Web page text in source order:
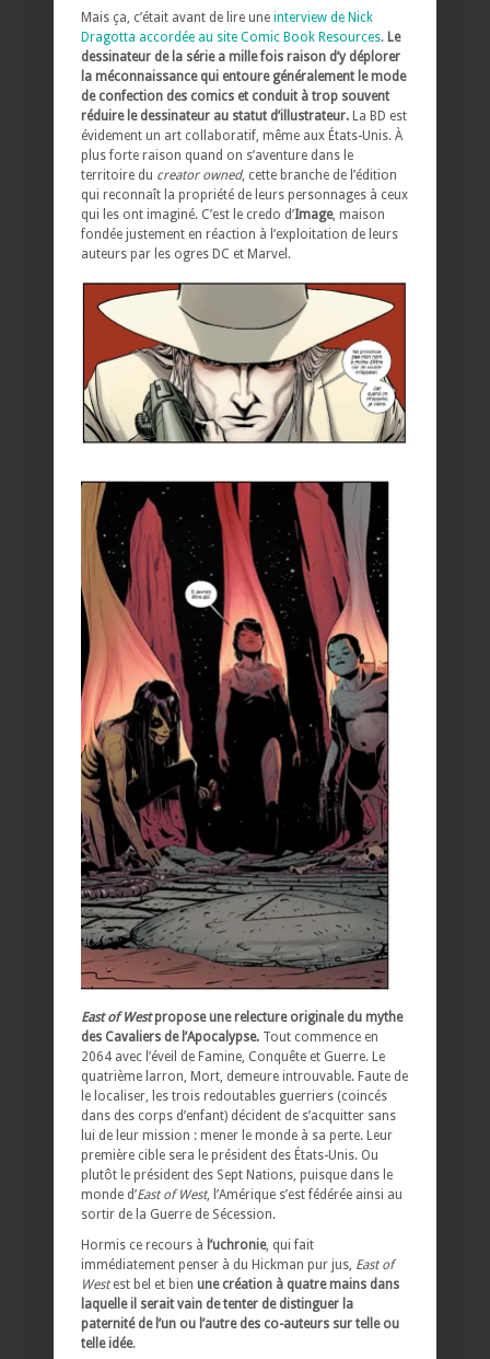
Mais ça, c’était avant de lire une interview de Nick
Dragotta accordée au site Comic Book Resources. Le
dessinateur de la série a mille fois raison d’y déplorer
la méconnaissance qui entoure généralement le mode
de confection des comics et conduit à trop souvent
réduire le dessinateur au statut d’illustrateur. La BD est
évidement un art collaboratif, même aux États-Unis. À
plus forte raison quand on s’aventure dans le
territoire du creator owned, cette branche de l’édition
qui reconnaît la propriété de leurs personnages à ceux
qui les ont imaginé. C’est le credo d’Image, maison
fondée justement en réaction à l’exploitation de leurs
auteurs par les ogres DC et Marvel.
East of Westpropose une relecture originale du mythe
des Cavaliers de l’Apocalypse. Tout commence en
2064 avec l’éveil de Famine, Conquête et Guerre. Le
quatrième larron, Mort, demeure introuvable. Faute de
le localiser, les trois redoutables guerriers (coincés
dans des corps d’enfant) décident de s’acquitter sans
lui de leur mission : mener le monde à sa perte. Leur
première cible sera le président des États-Unis. Ou
plutôt le président des Sept Nations, puisque dans le
monde d’East of West, l’Amérique s’est fédérée ainsi au
sortir de la Guerre de Sécession.
Hormis ce recours à l’uchronie, qui fait
immédiatement penser à du Hickman pur jus, East of
Westest bel et bien une création à quatre mains dans
laquelle il serait vain de tenter de distinguer la
paternité de l’un ou l’autre des co-auteurs sur telle ou
telle idée.